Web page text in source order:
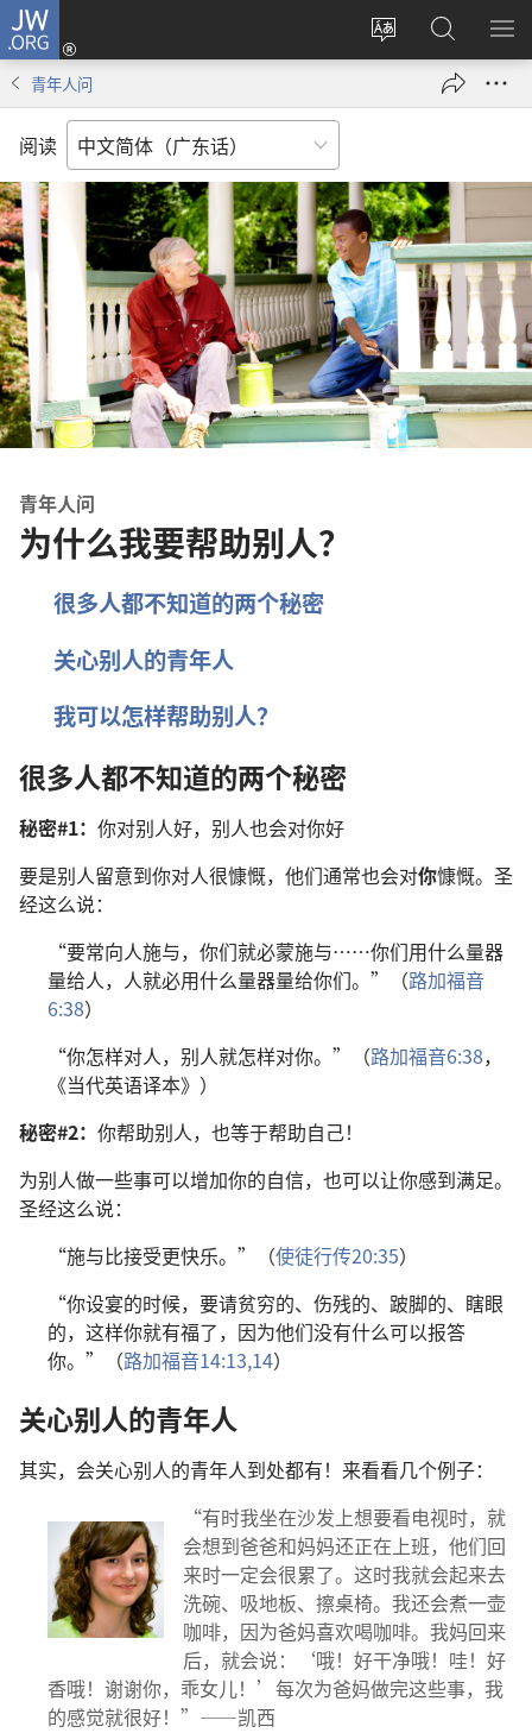
JW.ORG
更
言
登
录
（打
口）
搜
索
JW.ORG
显
青年人问
阅读
青年人问
为什么我要帮助别人？
很多人都不知道的两个秘密
关心别人的青年人
我可以怎样帮助别人？
很多人都不知道的两个秘密
秘密#1： 你对别人好，别人也会对你好
要是别人留意到你对人很慷慨，他们通常也会对你慷慨。圣
经这么说：
“要常向人施与，你们就必蒙施与……你们用什么量器
量给人，人就必用什么量器量给你们。”（路加福音
6:38）
“你怎样对人，别人就怎样对你。”（路加福音6:38，
《当代英语译本》）
秘密#2： 你帮助别人，也等于帮助自己！
为别人做一些事可以增加你的自信，也可以让你感到满足。
圣经这么说：
“施与比接受更快乐。”（使徒行传20:35）
“你设宴的时候，要请贫穷的、伤残的、跛脚的、瞎眼
的，这样你就有福了，因为他们没有什么可以报答
你。”（路加福音14:13,14）
关心别人的青年人
其实，会关心别人的青年人到处都有！来看看几个例子：
“有时我坐在沙发上想要看电视时，就
会想到爸爸和妈妈还正在上班，他们回
来时一定会很累了。这时我就会起来去
洗碗、吸地板、擦桌椅。我还会煮一壶
咖啡，因为爸妈喜欢喝咖啡。我妈回来
后，就会说：‘哦！好干净哦！哇！好
香哦！谢谢你，乖女儿！’每次为爸妈做完这些事，我
的感觉就很好！”——凯西